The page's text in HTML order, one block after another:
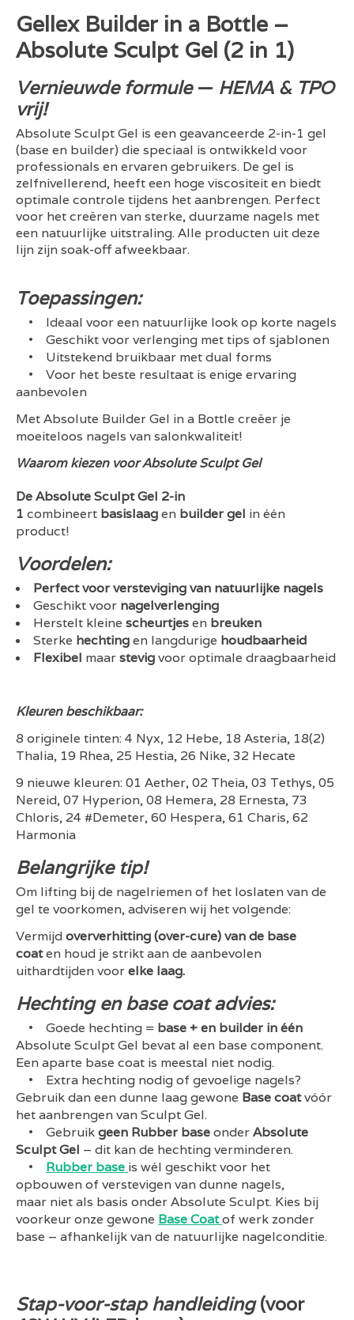
Gellex Builder in a Bottle –
Absolute Sculpt Gel (2 in 1)
Vernieuwde formule— HEMA & TPO
vrij!
Absolute Sculpt Gel is een geavanceerde 2-in-1 gel
(base en builder) die speciaal is ontwikkeld voor
professionals en ervaren gebruikers. De gel is
zelfnivellerend, heeft een hoge viscositeit en biedt
optimale controle tijdens het aanbrengen. Perfect
voor het creëren van sterke, duurzame nagels met
een natuurlijke uitstraling. Alle producten uit deze
lijn zijn soak-off afweekbaar.
Toepassingen:
• Ideaal voor een natuurlijke look op korte nagels
• Geschikt voor verlenging met tips of sjablonen
• Uitstekend bruikbaar met dual forms
• Voor het beste resultaat is enige ervaring
aanbevolen
Met Absolute Builder Gel in a Bottle creëer je
moeiteloos nagels van salonkwaliteit!
Waarom kiezen voor Absolute Sculpt Gel
De Absolute Sculpt Gel 2-in
1 combineert basislaagen builder gel in één
product!
Voordelen:
Perfect voor versteviging van natuurlijke nagels
Geschikt voor nagelverlenging
Herstelt kleine scheurtjesen breuken
Sterke hechtingen langdurige houdbaarheid
Flexibel maarstevigvoor optimale draagbaarheid
Kleuren beschikbaar:
8 originele tinten: 4 Nyx, 12 Hebe, 18 Asteria, 18(2)
Thalia, 19 Rhea, 25 Hestia, 26 Nike, 32 Hecate
9 nieuwe kleuren: 01 Aether, 02 Theia, 03 Tethys, 05
Nereid, 07 Hyperion, 08 Hemera, 28 Ernesta, 73
Chloris, 24 #Demeter, 60 Hespera, 61 Charis, 62
Harmonia
Belangrijke tip!
Om lifting bij de nagelriemen of het loslaten van de
gel te voorkomen, adviseren wij het volgende:
Vermijdoververhitting (over-cure) van de base
coaten houd je strikt aan de aanbevolen
uithardtijden voorelke laag.
Hechting en base coat advies:
• Goede hechting = base + en builder in één
Absolute Sculpt Gel bevat al een base component.
Een aparte base coat is meestal niet nodig.
• Extra hechting nodig of gevoelige nagels?
Gebruik dan een dunne laag gewone Base coatvóór
het aanbrengen van Sculpt Gel.
• Gebruikgeen Rubber baseonderAbsolute
Sculpt Gel – dit kan de hechting verminderen.
• Rubber base is wél geschikt voor het
opbouwen of verstevigen van dunne nagels,
maar niet als basis onder Absolute Sculpt. Kies bij
voorkeur onze gewone Base Coatof werk zonder
base – afhankelijk van de natuurlijke nagelconditie.
Stap-voor-stap handleiding(voor